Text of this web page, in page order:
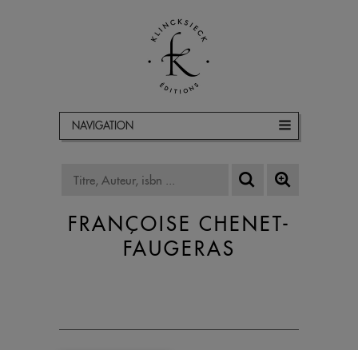
NAVIGATION
FRANÇOISE CHENET-
FAUGERAS